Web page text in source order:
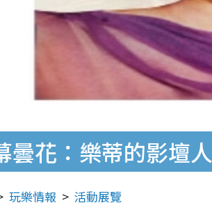
曇花：樂蒂的影壇
玩樂情報 活動展覽